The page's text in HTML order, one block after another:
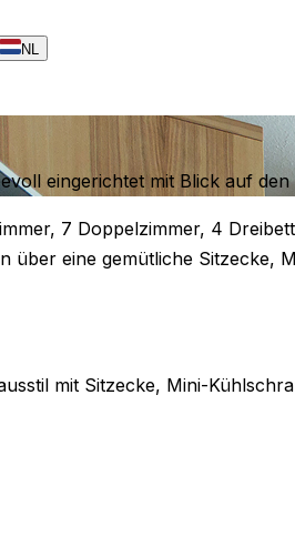
NL
eingerichtet mit Blick auf
7 Doppelzimmer, 4
über eine gemütliche Sitzecke,
mit Sitzecke, Mini-